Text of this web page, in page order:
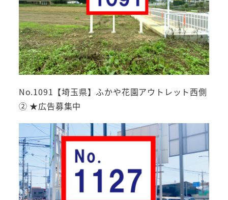
No.1091【埼玉県】ふかや花園アウトレット西側
② ★広告募集中